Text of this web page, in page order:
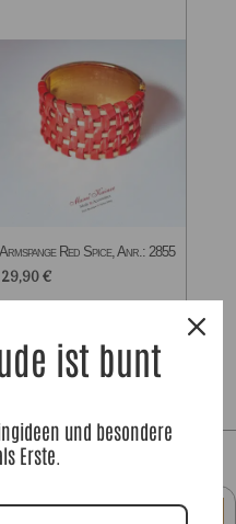
Armspange Red Spice, Anr.: 2855
29,90€
ist bunt
und besondere
Erste.